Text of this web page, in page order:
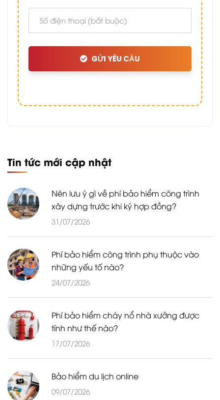
GỬI YÊU CẦU
Tin tức mới cập nhật
Nên lưu ý gì về phí bảo hiểm công trình
xây dựng trước khi ký hợp đồng?
31/07/2026
Phí bảo hiểm công trình phụ thuộc vào
những yếu tố nào?
24/07/2026
Phí bảo hiểm cháy nổ nhà xưởng được
tính như thế nào?
17/07/2026
Bảo hiểm du lịch online
09/07/2026